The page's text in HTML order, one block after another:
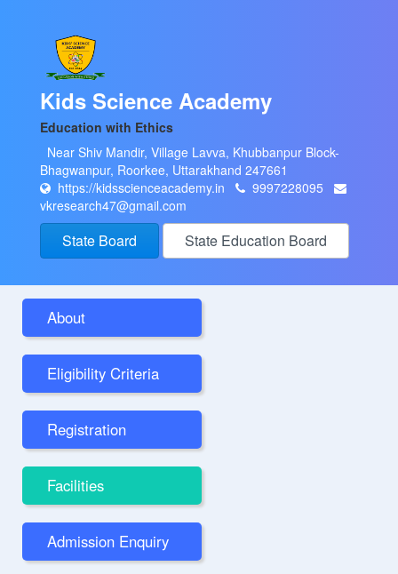
Kids Science Academy
Education with Ethics
Near Shiv Mandir, Village Lavva, Khubbanpur Block-
Bhagwanpur, Roorkee, Uttarakhand 247661
https://kidsscienceacademy.in
9997228095
vkresearch47@gmail.com
State Board State Education Board
About
Eligibility Criteria
Registration
Facilities
Admission Enquiry